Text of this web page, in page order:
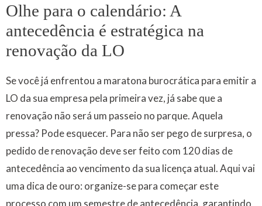
Olhe para o calendário: A
antecedência é estratégica na
renovação da LO
Se você já enfrentou a maratona burocrática para emitir a
LO da sua empresa pela primeira vez, já sabe que a
renovação não será um passeio no parque. Aquela
pressa? Pode esquecer. Para não ser pego de surpresa, o
pedido de renovação deve ser feito com 120 dias de
antecedência ao vencimento da sua licença atual. Aqui vai
uma dica de ouro: organize-se para começar este
processo com um semestre de antecedência, garantindo